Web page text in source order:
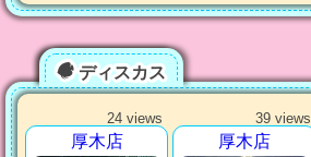
ディスカス
24 views
厚木店
39 views
厚木店